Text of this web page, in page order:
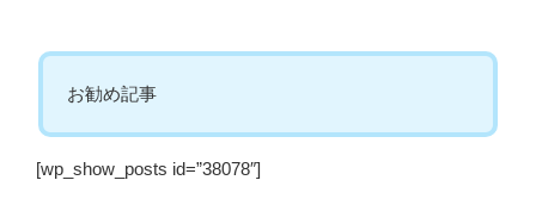
お勧め記事
[wp_show_posts id=”38078″]